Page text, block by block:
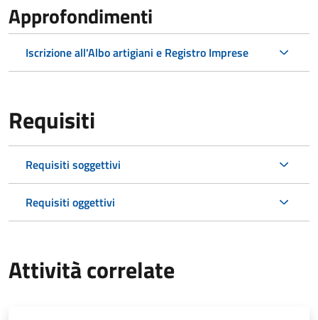
Approfondimenti
Iscrizione all'Albo artigiani e Registro Imprese
Requisiti
Requisiti soggettivi
Requisiti oggettivi
Attività correlate